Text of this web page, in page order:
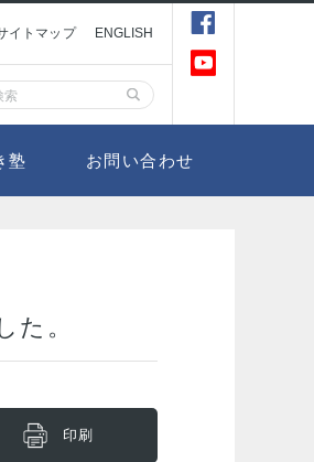
イトマップ ENGLISH
塾 お問い合わせ
た。
印刷